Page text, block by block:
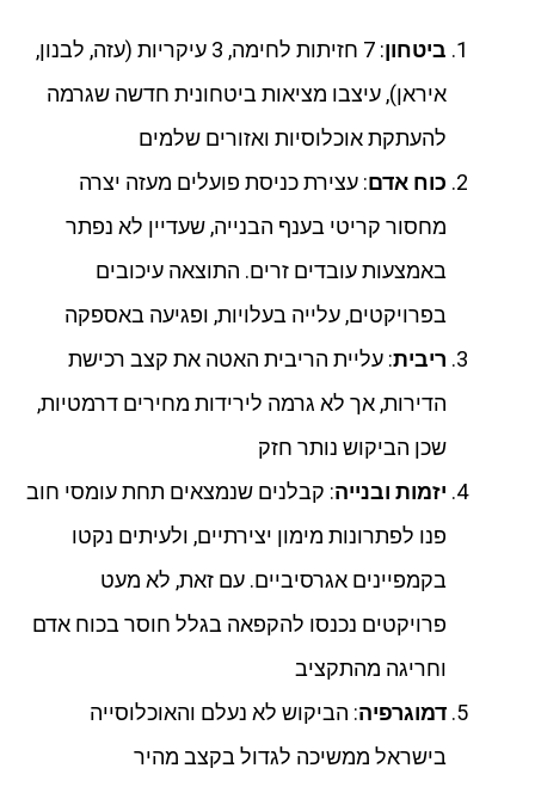
ביטחון
: 7 חזיתות לחימה, 3 עיקריות (עזה, לבנון,
איראן), עיצבו מציאות ביטחונית חדשה שגרמה
להעתקת אוכלוסיות ואזורים שלמים
כוח אדם: עצירת כניסת פועלים מעזה יצרה
מחסור קריטי בענף הבנייה, שעדיין לא נפתר
באמצעות עובדים זרים. התוצאה עיכובים
בפרויקטים, עלייה בעלויות, ופגיעה באספקה
ריבית: עליית הריבית האטה את קצב רכישת
הדירות, אך לא גרמה לירידות מחירים דרמטיות,
שכן הביקוש נותר חזק
יזמות ובנייה: קבלנים שנמצאים תחת עומסי חוב
פנו לפתרונות מימון יצירתיים, ולעיתים נקטו
בקמפיינים אגרסיביים. עם זאת, לא מעט
פרויקטים נכנסו להקפאה בגלל חוסר בכוח אדם
וחריגה מהתקציב
דמוגרפיה: הביקוש לא נעלם והאוכלוסייה
בישראל ממשיכה לגדול בקצב מהיר